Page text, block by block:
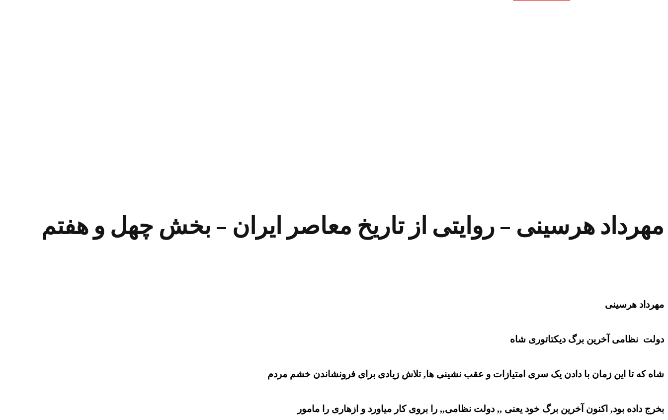
مهرداد هرسینی – روایتی از تاریخ معاصر ایران – بخش چهل و هفتم
مهرداد هرسینی
دولت نظامی آخرین برگ دیکتاتوری شاه
شاه که تا این زمان با دادن یک سری امتیازات و عقب نشینی ها, تلاش زیادی برای فرونشاندن خشم مردم
بخرج داده بود, اکنون آخرین برگ خود یعنی ,, دولت نظامی,, را بروی کار میاورد و ازهاری را مامور